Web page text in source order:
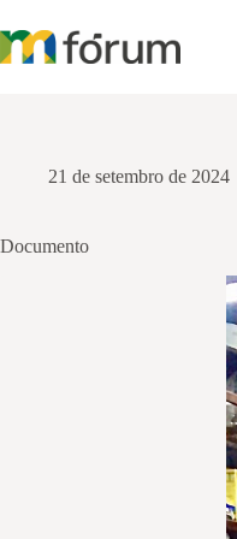
para
o
21 de setembro de 2024
Documento